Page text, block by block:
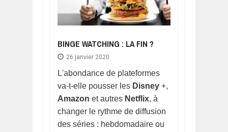
BINGE WATCHING : LA FIN ?
26 janvier 2020
L'abondance de plateformes
va-t-elle pousser les Disney +,
Amazon et autres Netflix, à
changer le rythme de diffusion
des séries : hebdomadaire ou